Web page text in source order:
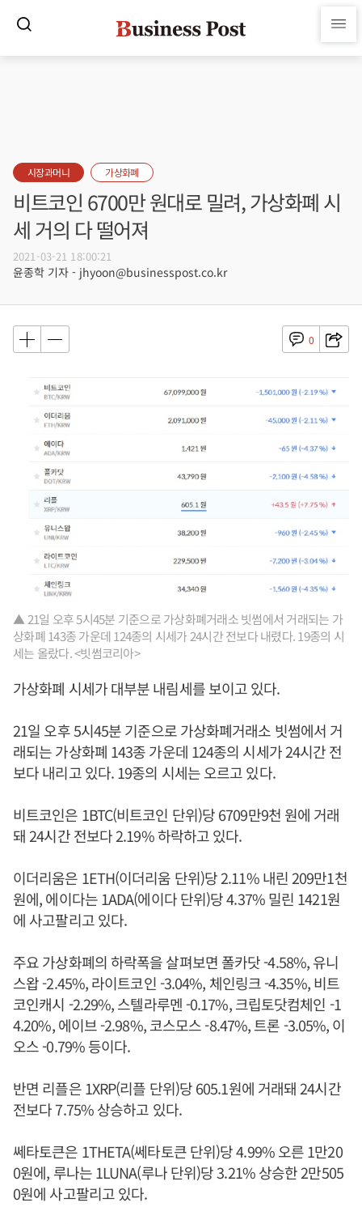
시장과머니 가상화폐
비트코인 6700만 원대로 밀려, 가상화폐 시
세 거의 다 떨어져
2021-03-21 18:00:21
윤종학 기자 - jhyoon@businesspost.co.kr
0
▲ 21일 오후 5시45분 기준으로 가상화폐거래소 빗썸에서 거래되는 가
상화폐 143종 가운데 124종의 시세가 24시간 전보다 내렸다. 19종의 시
세는 올랐다. <빗썸코리아>
가상화폐 시세가 대부분 내림세를 보이고 있다.
21일 오후 5시45분 기준으로 가상화폐거래소 빗썸에서 거
래되는 가상화폐 143종 가운데 124종의 시세가 24시간 전
보다 내리고 있다. 19종의 시세는 오르고 있다.
비트코인은 1BTC(비트코인 단위)당 6709만9천 원에 거래
돼 24시간 전보다 2.19% 하락하고 있다.
이더리움은 1ETH(이더리움 단위)당 2.11% 내린 209만1천
원에, 에이다는 1ADA(에이다 단위)당 4.37% 밀린 1421원
에 사고팔리고 있다.
주요 가상화폐의 하락폭을 살펴보면 폴카닷 -4.58%, 유니
스왑 -2.45%, 라이트코인 -3.04%, 체인링크 -4.35%, 비트
코인캐시 -2.29%, 스텔라루멘 -0.17%, 크립토닷컴체인 -1
4.20%, 에이브 -2.98%, 코스모스 -8.47%, 트론 -3.05%, 이
오스 -0.79% 등이다.
반면 리플은 1XRP(리플 단위)당 605.1원에 거래돼 24시간
전보다 7.75% 상승하고 있다.
쎄타토큰은 1THETA(쎄타토큰 단위)당 4.99% 오른 1만20
0원에, 루나는 1LUNA(루나 단위)당 3.21% 상승한 2만505
0원에 사고팔리고 있다.